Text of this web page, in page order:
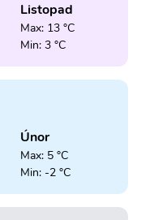
Listopad
Max: 13 °C
Min: 3 °C
Únor
Max: 5 °C
Min: -2 °C